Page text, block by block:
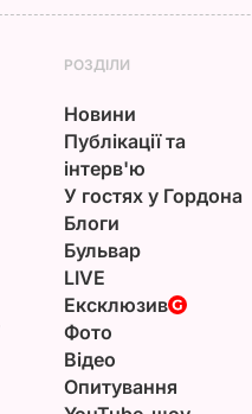
РОЗДІЛИ
Новини
Публікації та
інтерв'ю
У гостях у Гордона
Блоги
Бульвар
LIVE
Ексклюзив
Фото
Відео
Опитування